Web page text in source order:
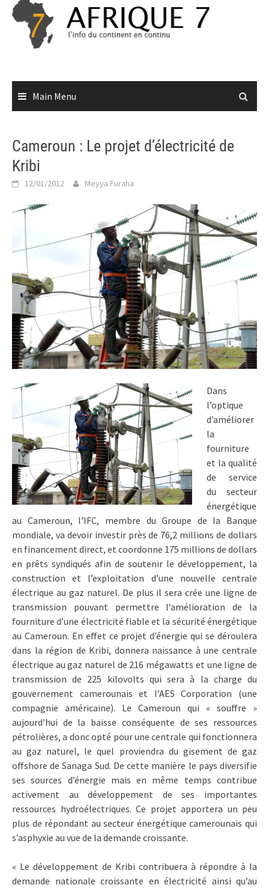
Skip
content
Main Menu
Cameroun : Le projet d’électricité de
Kribi
12/01/2012 Meyya Furaha
Dans
l’optique
d’améliorer
la
fourniture
et la qualité
de service
du secteur
énergétique
au Cameroun, l’IFC, membre du Groupe de la Banque
mondiale, va devoir investir près de 76,2 millions de dollars
en financement direct, et coordonne 175 millions de dollars
en prêts syndiqués afin de soutenir le développement, la
construction et l’exploitation d’une nouvelle centrale
électrique au gaz naturel. De plus il sera crée une ligne de
transmission pouvant permettre l’amélioration de la
fourniture d’une électricité fiable et la sécurité énergétique
au Cameroun. En effet ce projet d’énergie qui se déroulera
dans la région de Kribi, donnera naissance à une centrale
électrique au gaz naturel de 216 mégawatts et une ligne de
transmission de 225 kilovolts qui sera à la charge du
gouvernement camerounais et l’AES Corporation (une
compagnie américaine). Le Cameroun qui « souffre »
aujourd’hui de la baisse conséquente de ses ressources
pétrolières, a donc opté pour une centrale qui fonctionnera
au gaz naturel, le quel proviendra du gisement de gaz
offshore de Sanaga Sud. De cette manière le pays diversifie
ses sources d’énergie mais en même temps contribue
activement au développement de ses importantes
ressources hydroélectriques. Ce projet apportera un peu
plus de répondant au secteur énergétique camerounais qui
s’asphyxie au vue de la demande croissante.
« Le développement de Kribi contribuera à répondre à la
demande nationale croissante en électricité ainsi qu’au